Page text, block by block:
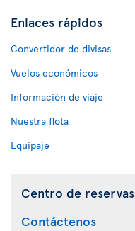
Enlaces rápidos
Convertidor de divisas
Vuelos económicos
Información de viaje
Nuestra flota
Equipaje
Centro de reservas
Contáctenos